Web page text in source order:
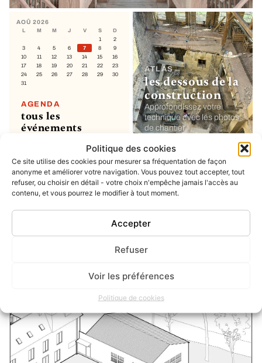
Politique des cookies
Ce site utilise des cookies pour mesurer sa fréquentation de façon
anonyme et améliorer votre navigation. Vous pouvez tout accepter, tout
refuser, ou choisir en détail - votre choix n'empêche jamais l'accès au
contenu, et vous pourrez le modifier à tout moment.
Accepter
Refuser
Voir les préférences
Politique de cookies
ATLAS
les dessous de la
construction
Approfondissez votre
technique avec les photos
de chantier
AOÛ 2026
L M M J V S
D
1
2
3
4 5 6 7 8
9
10
11 12 13 14 15
16
17
18 19 20 21 22
23
24
25 26 27 28 29
30
31
AGENDA
tous les
événements
MON COMPTE
soumettre un
projet ou un
évènement